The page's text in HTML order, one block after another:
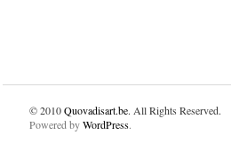
© 2010Quovadisart.be. All Rights Reserved.
Powered byWordPress.